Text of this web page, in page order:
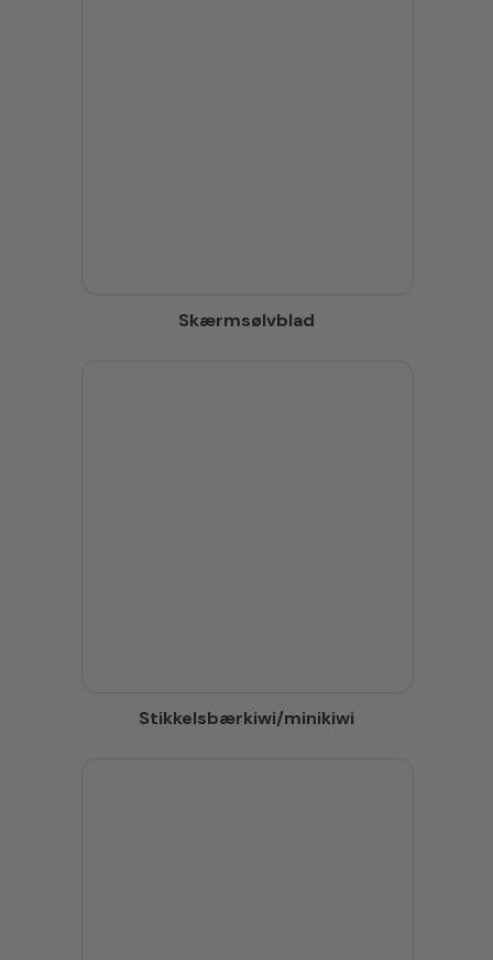
Skærmsølvblad
Stikkelsbærkiwi/minikiwi